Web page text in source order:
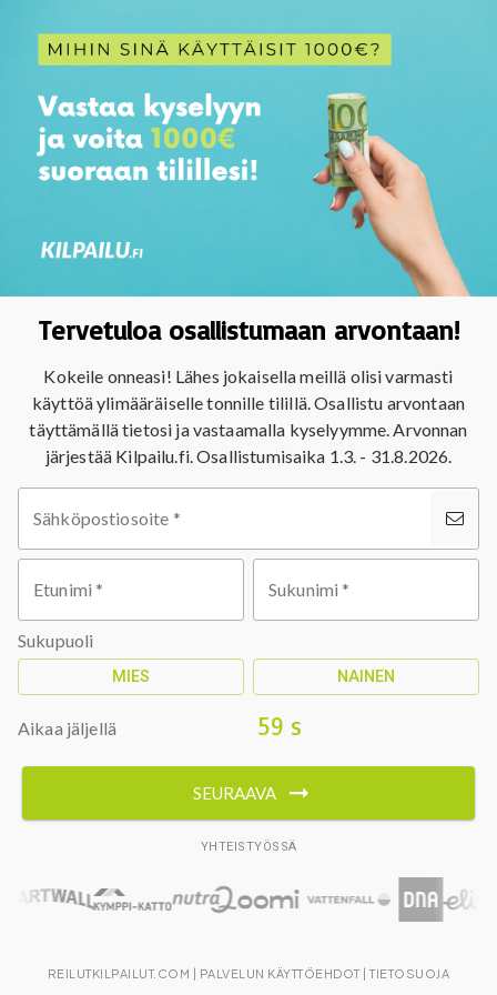
Tervetuloa osallistumaan arvontaan!
Kokeile onneasi! Lähes jokaisella meillä olisi varmasti
käyttöä ylimääräiselle tonnille tilillä. Osallistu arvontaan
täyttämällä tietosi ja vastaamalla kyselyymme. Arvonnan
järjestää Kilpailu.fi. Osallistumisaika 1.3. - 31.8.2026.
Sähköpostiosoite *
Etunimi * Sukunimi *
Sukupuoli
MIES NAINEN
Aikaa jäljellä 59 s
SEURAAVA
YHTEISTYÖSSÄ
REILUTKILPAILUT.COM | PALVELUN KÄYTTÖEHDOT | TIETOSUOJA